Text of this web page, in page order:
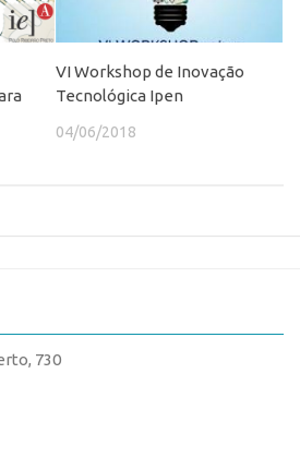
VI Workshop de Inovação
Tecnológica Ipen
04/06/2018
730